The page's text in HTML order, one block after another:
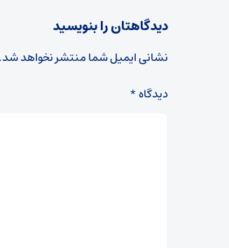
دیدگاهتان را بنویسید
نشانی ایمیل شما منتشر نخواهد شد.
دیدگاه*